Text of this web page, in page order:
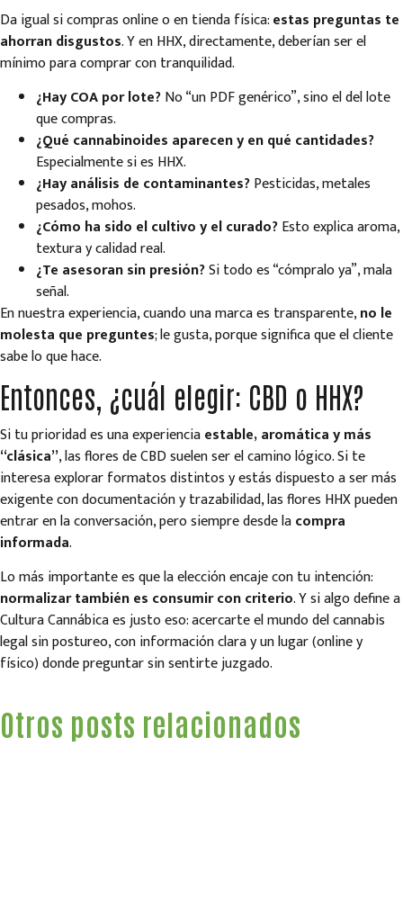
Da igual si compras online o en tienda física:estas preguntas te
ahorran disgustos. Y en HHX, directamente, deberían ser el
mínimo para comprar con tranquilidad.
¿Hay COA por lote?No “un PDF genérico”, sino el del lote
que compras.
¿Qué cannabinoides aparecen y en qué cantidades?
Especialmente si es HHX.
¿Hay análisis de contaminantes?Pesticidas, metales
pesados, mohos.
¿Cómo ha sido el cultivo y el curado?Esto explica aroma,
textura y calidad real.
¿Te asesoran sin presión?Si todo es “cómpralo ya”, mala
señal.
En nuestra experiencia, cuando una marca es transparente,no le
molesta que preguntes; le gusta, porque significa que el cliente
sabe lo que hace.
Entonces, ¿cuál elegir: CBD o HHX?
Si tu prioridad es una experienciaestable, aromática y más
“clásica”, las flores de CBD suelen ser el camino lógico. Si te
interesa explorar formatos distintos y estás dispuesto a ser más
exigente con documentación y trazabilidad, las flores HHX pueden
entrar en la conversación, pero siempre desde lacompra
informada.
Lo más importante es que la elección encaje con tu intención:
normalizar también es consumir con criterio. Y si algo define a
Cultura Cannábica es justo eso: acercarte el mundo del cannabis
legal sin postureo, con información clara y un lugar (online y
físico) donde preguntar sin sentirte juzgado.
Otros posts relacionados